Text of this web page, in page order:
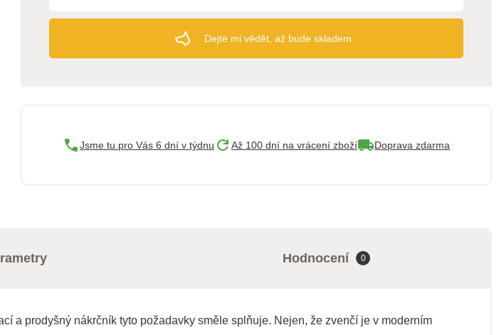
Dejte mi vědět, až bude skladem
Jsme tu pro Vás 6 dní v týdnu Až 100 dní na vrácení zboží Doprava zdarma
Hodnocení 0
a prodyšný nákrčník tyto požadavky směle splňuje. Nejen, že zvenčí je v moderním